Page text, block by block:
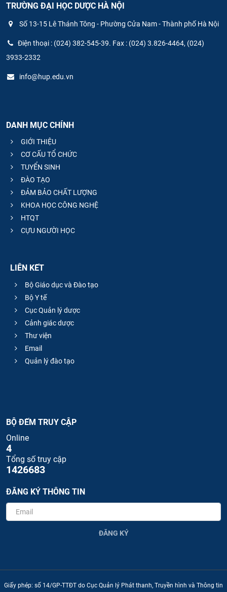
TRƯỜNG ĐẠI HỌC DƯỢC HÀ NỘI
Số 13-15 Lê Thánh Tông - Phường Cửa Nam - Thành phố Hà Nội
Điện thoại : (024) 382-545-39. Fax : (024) 3.826-4464, (024)
3933-2332
info@hup.edu.vn
DANH MỤC CHÍNH
GIỚI THIỆU
CƠ CẤU TỔ CHỨC
TUYỂN SINH
ĐÀO TẠO
ĐẢM BẢO CHẤT LƯỢNG
KHOA HỌC CÔNG NGHỆ
HTQT
CỰU NGƯỜI HỌC
LIÊN KẾT
Bộ Giáo dục và Đào tạo
Bộ Y tế
Cục Quản lý dược
Cảnh giác dược
Thư viện
Email
Quản lý đào tạo
BỘ ĐẾM TRUY CẬP
Online
4
Tổng số truy cập
1426683
ĐĂNG KÝ THÔNG TIN
ĐĂNG KÝ
Giấy phép: số 14/GP-TTĐT do Cục Quản lý Phát thanh, Truyền hình và Thông tin